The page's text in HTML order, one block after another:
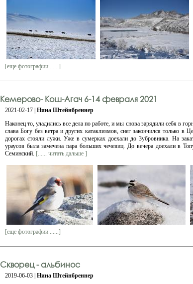
[еще фотографии ......]
Кемерово- Кош-Агач 6-14 февраля 2021
2021-02-17 | Нина Штейнбреннер
Наконец то, уладились все дела по работе, и мы снова зарядили себя в
слава Богу без ветра и других катаклизмов, снег закончился только
дорогах стояли лужи. Уже в сумерках доехали до Зубровника. На
ураусов была замечена пара больших чечевиц. До вечера доехали в
Семинский. [...... читать дальше ]
[еще фотографии ......]
Скворец - альбинос
2019-06-03 | Нина Штейнбреннер